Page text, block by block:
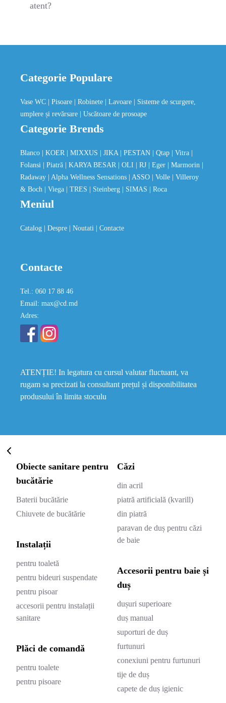
atent?
Categorie Populare
Vase WC | Pisoare | Robinete | Lavoare
| Sisteme de scurgere,
umplere și revărsare
| Uscătoare de prosoape
Categorie Brends
Blanco | KOER | MIXXUS | JIKA | PESTAN | Qtap | Vitra
Folansi
| Piatră | KARYA BESAR | OLI | RJ | Eger | Marmorin
Radaway
| Alpha Wellness Sensations | ASSO | Volle
| Villeroy
& Boch
| Viega | TRES | Steinberg | SIMAS | Roca
Meniul
Catalog | Despre | Noutati | Contacte
Contacte
Tel.: 060 17 88 46
Email: max@cd.md
Adres:
ATENȚIE! In legatura cu cursul valutar fluctuant, va
rugam sa precizati la consultant prețul și disponibilitatea
produsului în limita stoculu
Obiecte sanitare pentru
bucătărie
Baterii bucătărie
Chiuvete de bucătărie
Instalații
pentru toaletă
pentru bideuri suspendate
pentru pisoar
accesorii pentru instalații
sanitare
Plăci de comandă
pentru toalete
pentru pisoare
Căzi
din acril
piatră artificială (kvarill)
din piatră
paravan de duș pentru căzi
de baie
Accesorii pentru baie și
duș
dușuri superioare
duș manual
suporturi de duș
furtunuri
conexiuni pentru furtunuri
tije de duș
capete de duș igienic